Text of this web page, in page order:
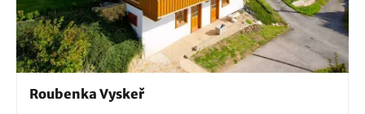
Roubenka Vyskeř